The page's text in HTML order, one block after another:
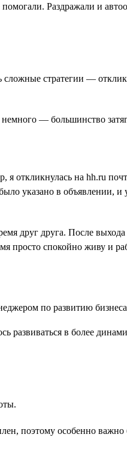
Раздражали и
сложные стратегии —
— большинство
я откликнулась на hh.ru
указано в объявлении, и
друг друга. После выхода
просто спокойно живу и
развиваться в более
поэтому особенно важно